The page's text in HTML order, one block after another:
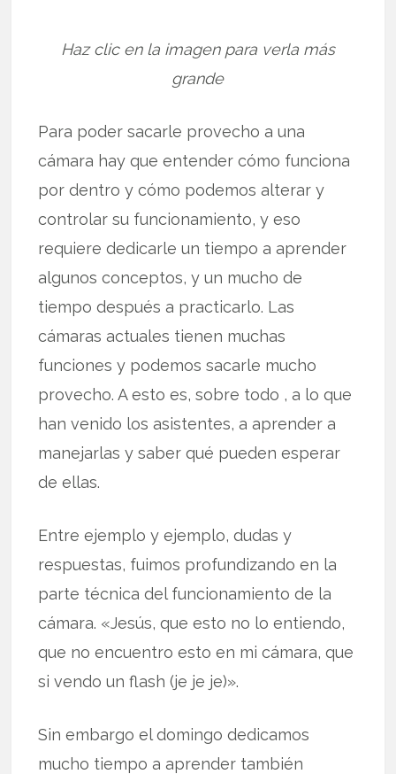
Haz clic en la imagen para verla más
grande
Para poder sacarle provecho a una
cámara hay que entender cómo funciona
por dentro y cómo podemos alterar y
controlar su funcionamiento, y eso
requiere dedicarle un tiempo a aprender
algunos conceptos, y un mucho de
tiempo después a practicarlo. Las
cámaras actuales tienen muchas
funciones y podemos sacarle mucho
provecho. A esto es, sobre todo , a lo que
han venido los asistentes, a aprender a
manejarlas y saber qué pueden esperar
de ellas.
Entre ejemplo y ejemplo, dudas y
respuestas, fuimos profundizando en la
parte técnica del funcionamiento de la
cámara. «Jesús, que esto no lo entiendo,
que no encuentro esto en mi cámara, que
si vendo un flash (je je je)».
Sin embargo el domingo dedicamos
mucho tiempo a aprender también